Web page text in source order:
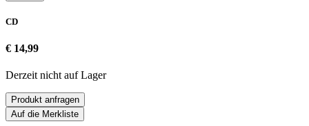
CD
€ 14,99
Derzeit nicht auf Lager
Produkt anfragen
Auf die Merkliste